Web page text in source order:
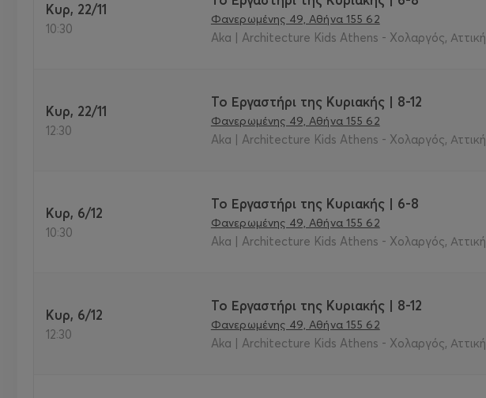
Κυρ, 22/11
10:30
Φανερωμένης 49, Αθήνα 155 62
Aka | Architecture Kids Athens - Χολαργός, Αττική
Κυρ, 22/11
12:30
Το Εργαστήρι της Κυριακής | 8-12
Φανερωμένης 49, Αθήνα 155 62
Aka | Architecture Kids Athens - Χολαργός, Αττική
Κυρ, 6/12
10:30
Το Εργαστήρι της Κυριακής | 6-8
Φανερωμένης 49, Αθήνα 155 62
Aka | Architecture Kids Athens - Χολαργός, Αττική
Κυρ, 6/12
12:30
Το Εργαστήρι της Κυριακής | 8-12
Φανερωμένης 49, Αθήνα 155 62
Aka | Architecture Kids Athens - Χολαργός, Αττική